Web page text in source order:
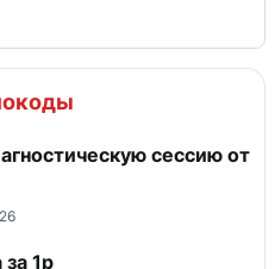
сессию от
1р